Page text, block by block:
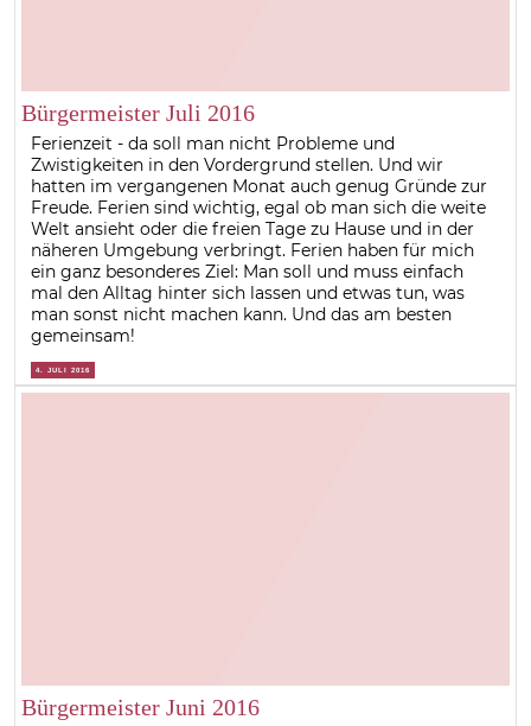
Bürgermeister Juli 2016
Ferienzeit - da soll man nicht Probleme und
Zwistigkeiten in den Vordergrund stellen. Und wir
hatten im vergangenen Monat auch genug Gründe zur
Freude. Ferien sind wichtig, egal ob man sich die weite
Welt ansieht oder die freien Tage zu Hause und in der
näheren Umgebung verbringt. Ferien haben für mich
ein ganz besonderes Ziel: Man soll und muss einfach
mal den Alltag hinter sich lassen und etwas tun, was
man sonst nicht machen kann. Und das am besten
gemeinsam!
4. JULI 2016
Bürgermeister Juni 2016